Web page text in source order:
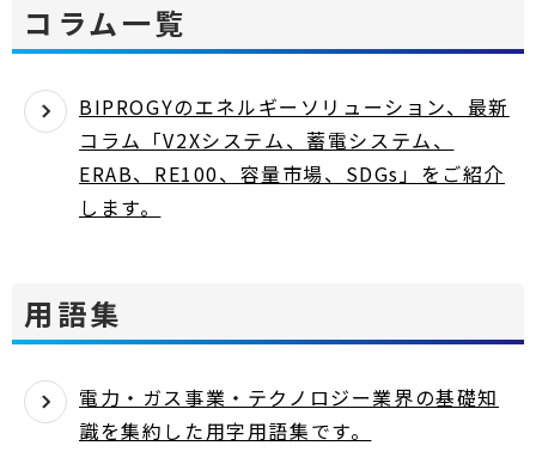
コラム一覧
BIPROGYのエネルギーソリューション、最新
コラム「V2Xシステム、蓄電システム、
ERAB、RE100、容量市場、SDGs」をご紹介
します。
用語集
電力・ガス事業・テクノロジー業界の基礎知
識を集約した用字用語集です。